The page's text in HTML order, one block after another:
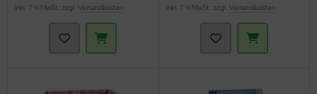
inkl. 7 % MwSt. zzgl. Versandkosten
inkl. 7 % MwSt. zzgl. Versandkosten